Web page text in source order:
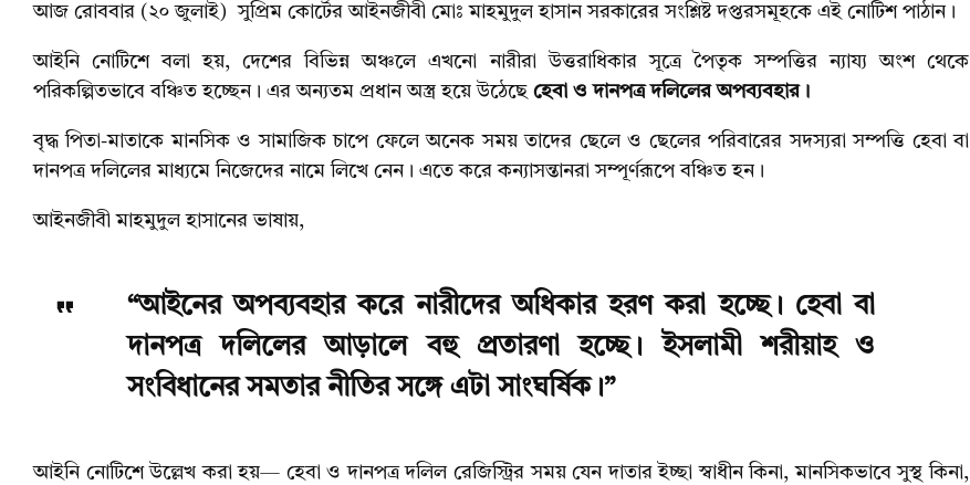
আজ রোববার (২০ জুলাই) সুপ্রিম কোর্টের আইনজীবী মোঃ মাহমুদুল হাসান সরকারের সংশ্লিষ্ট দপ্তরসমূহকে এই নোটিশ পাঠান।
আইনি নোটিশে বলা হয়, দেশের বিভিন্ন অঞ্চলে এখনো নারীরা উত্তরাধিকার সূত্রে পৈতৃক সম্পত্তির ন্যায্য অংশ থেকে
পরিকল্পিতভাবে বঞ্চিত হচ্ছেন। এর অন্যতম প্রধান অস্ত্র হয়ে উঠেছে হেবা ও দানপত্র দলিলের অপব্যবহার।
বৃদ্ধ পিতা-মাতাকে মানসিক ও সামাজিক চাপে ফেলে অনেক সময় তাদের ছেলে ও ছেলের পরিবারের সদস্যরা সম্পত্তি হেবা বা
দানপত্র দলিলের মাধ্যমে নিজেদের নামে লিখে নেন। এতে করে কন্যাসন্তানরা সম্পূর্ণরূপে বঞ্চিত হন।
আইনজীবী মাহমুদুল হাসানের ভাষায়,
“আইনের অপব্যবহার করে নারীদের অধিকার হরণ করা হচ্ছে। হেবা বা
দানপত্র দলিলের আড়ালে বহু প্রতারণা হচ্ছে। ইসলামী শরীয়াহ ও
সংবিধানের সমতার নীতির সঙ্গে এটা সাংঘর্ষিক।”
আইনি নোটিশে উল্লেখ করা হয়— হেবা ও দানপত্র দলিল রেজিস্ট্রির সময় যেন দাতার ইচ্ছা স্বাধীন কিনা, মানসিকভাবে সুস্থ কিনা,